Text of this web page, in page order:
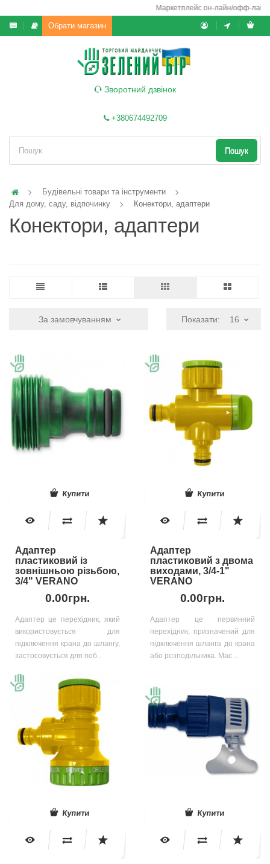
Маркетплейс он-лайн/офф-лайн
Обрати магазин
Зворотний дзвінок
+380674492709
Пошук
Будівельні товари та інструменти
Для дому, саду, відпочинку
Конектори, адаптери
Конектори, адаптери
За замовчуванням Показати: 16
Купити
Адаптер
пластиковий із
зовнішньою різьбою,
3/4" VERANO
0.00грн.
Адаптер це перехідник, який
використовується для
підключення крана до шлангу,
застосовується для поб..
Купити
Адаптер
пластиковий з двома
виходами, 3/4-1"
VERANO
0.00грн.
Адаптер це первинний
перехідник, призначений для
підключення шланга до крана
або розподільника. Має ..
Купити Купити